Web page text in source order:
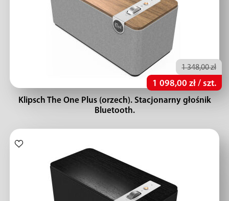
1 348,00 zł
1 098,00 zł / szt.
Klipsch The One Plus (orzech). Stacjonarny głośnik
Bluetooth.